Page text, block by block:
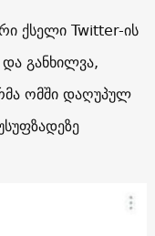
ქსელი Twitter-ის
განხილვა,
ომში დაღუპულ